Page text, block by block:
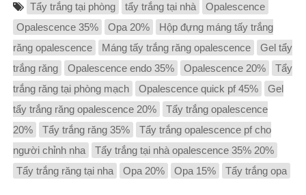
Tẩy trắng tại phòng tẩy trắng tại nhà
Opalescence
Opalescence 35%
Opa 20%
Hộp đựng máng tấy trắng
răng opalescence
Máng tấy trắng răng opalescence
Gel tẩy
trắng răng
Opalescence endo 35% Opalescence 20%
Tẩy
trắng răng tại phòng mạch
Opalescence quick pf 45%
Gel
tẩy trắng răng opalescence 20%
Tẩy trắng opalescence
20%
Tẩy trắng răng 35%
Tẩy trắng opalescence pf cho
người chỉnh nha
Tẩy trắng tại nhà opalescence 35% 20%
Tẩy trắng răng tại nha
Opa 20% Opa 15% Tẩy trắng opa